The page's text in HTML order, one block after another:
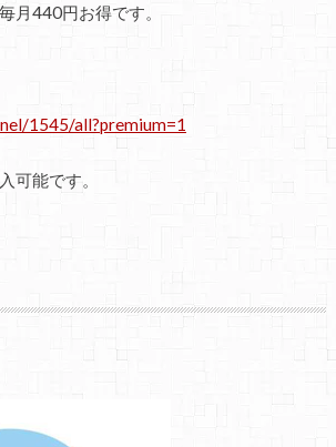
月440円お得です。
1545/all?premium=1
可能です。